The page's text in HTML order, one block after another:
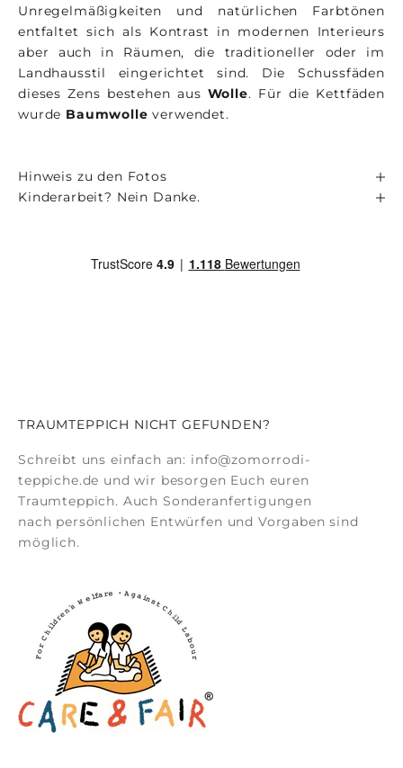
Unregelmäßigkeiten und natürlichen Farbtönen
entfaltet sich als Kontrast in modernen Interieurs
aber auch in Räumen, die traditioneller oder im
Landhausstil eingerichtet sind. Die Schussfäden
dieses Zens bestehen aus Wolle. Für die Kettfäden
wurde Baumwolle verwendet.
Hinweis zu den Fotos
Kinderarbeit? Nein Danke.
TRAUMTEPPICH NICHT GEFUNDEN?
Schreibt uns einfach an: info@zomorrodi-
teppiche.de und wir besorgen Euch euren
Traumteppich. Auch Sonderanfertigungen
nach persönlichen Entwürfen und Vorgaben sind
möglich.